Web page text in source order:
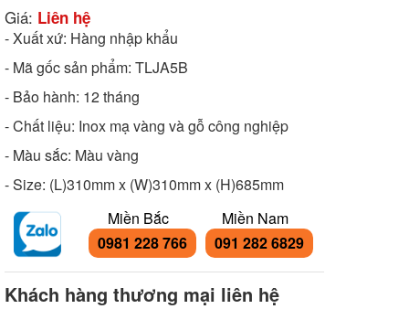
Giá: Liên hệ
- Xuất xứ: Hàng nhập khẩu
- Mã gốc sản phẩm: TLJA5B
- Bảo hành: 12 tháng
- Chất liệu: Inox mạ vàng và gỗ công nghiệp
- Màu sắc: Màu vàng
- Size: (L)310mm x (W)310mm x (H)685mm
Miền Bắc
0981 228 766
Miền Nam
091 282 6829
Khách hàng thương mại liên hệ